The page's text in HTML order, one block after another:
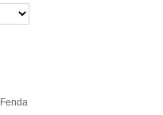
Fenda